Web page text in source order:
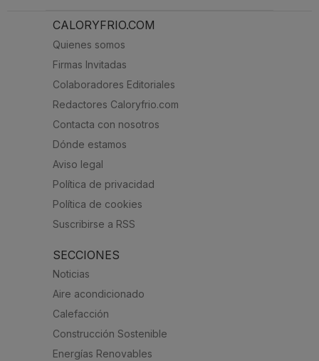
CALORYFRIO.COM
Quienes somos
Firmas Invitadas
Colaboradores Editoriales
Redactores Caloryfrio.com
Contacta con nosotros
Dónde estamos
Aviso legal
Política de privacidad
Política de cookies
Suscribirse a RSS
SECCIONES
Noticias
Aire acondicionado
Calefacción
Construcción Sostenible
Energías Renovables